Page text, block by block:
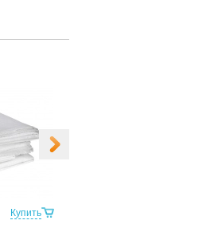
Купить